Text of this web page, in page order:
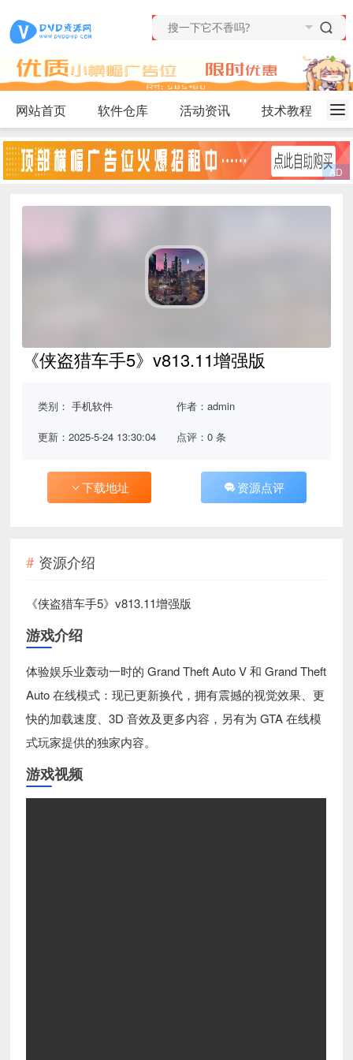
网站首页 软件仓库 活动资讯 技术教程
《侠盗猎车手5》v813.11增强版
类别：手机软件 作者：admin
更新：2025-5-24 13:30:04 点评：0 条
下载地址 资源点评
资源介绍
《侠盗猎车手5》v813.11增强版
游戏介绍
体验娱乐业轰动一时的 Grand Theft Auto V 和 Grand Theft
Auto 在线模式：现已更新换代，拥有震撼的视觉效果、更
快的加载速度、3D 音效及更多内容，另有为 GTA 在线模
式玩家提供的独家内容。
游戏视频